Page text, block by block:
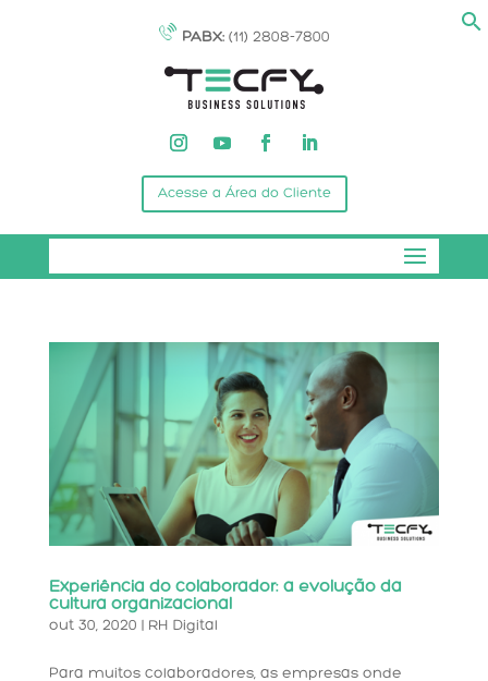
PABX: (11) 2808-7800
Acesse a Área do Cliente
Experiência do colaborador: a evolução da
cultura organizacional
out 30, 2020 RH Digital
Para muitos colaboradores, as empresas onde